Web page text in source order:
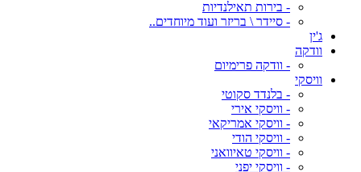
- בירות תאילנדיות
- סיידר \ בריזר ועוד מיוחדים..
ג'ין
וודקה
- וודקה פרימיום
וויסקי
- בלנדד סקוטי
- וויסקי אירי
- וויסקי אמריקאי
- וויסקי הודי
- וויסקי טאיוואני
- וויסקי יפני